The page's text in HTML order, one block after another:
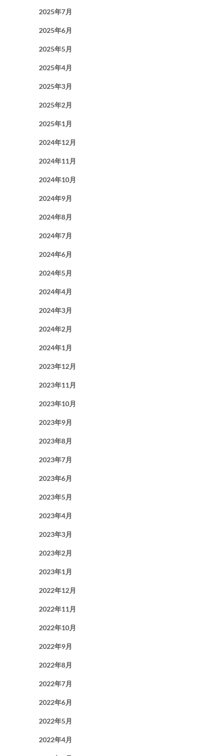
2025年7月
2025年6月
2025年5月
2025年4月
2025年3月
2025年2月
2025年1月
2024年12月
2024年11月
2024年10月
2024年9月
2024年8月
2024年7月
2024年6月
2024年5月
2024年4月
2024年3月
2024年2月
2024年1月
2023年12月
2023年11月
2023年10月
2023年9月
2023年8月
2023年7月
2023年6月
2023年5月
2023年4月
2023年3月
2023年2月
2023年1月
2022年12月
2022年11月
2022年10月
2022年9月
2022年8月
2022年7月
2022年6月
2022年5月
2022年4月